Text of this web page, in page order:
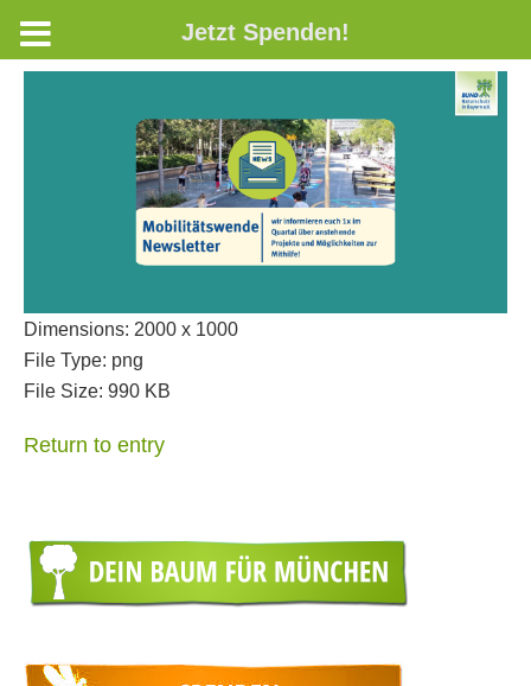
Dimensions: 2000 x 1000
File Type: png
File Size: 990 KB
Return to entry
Jetzt Spenden!